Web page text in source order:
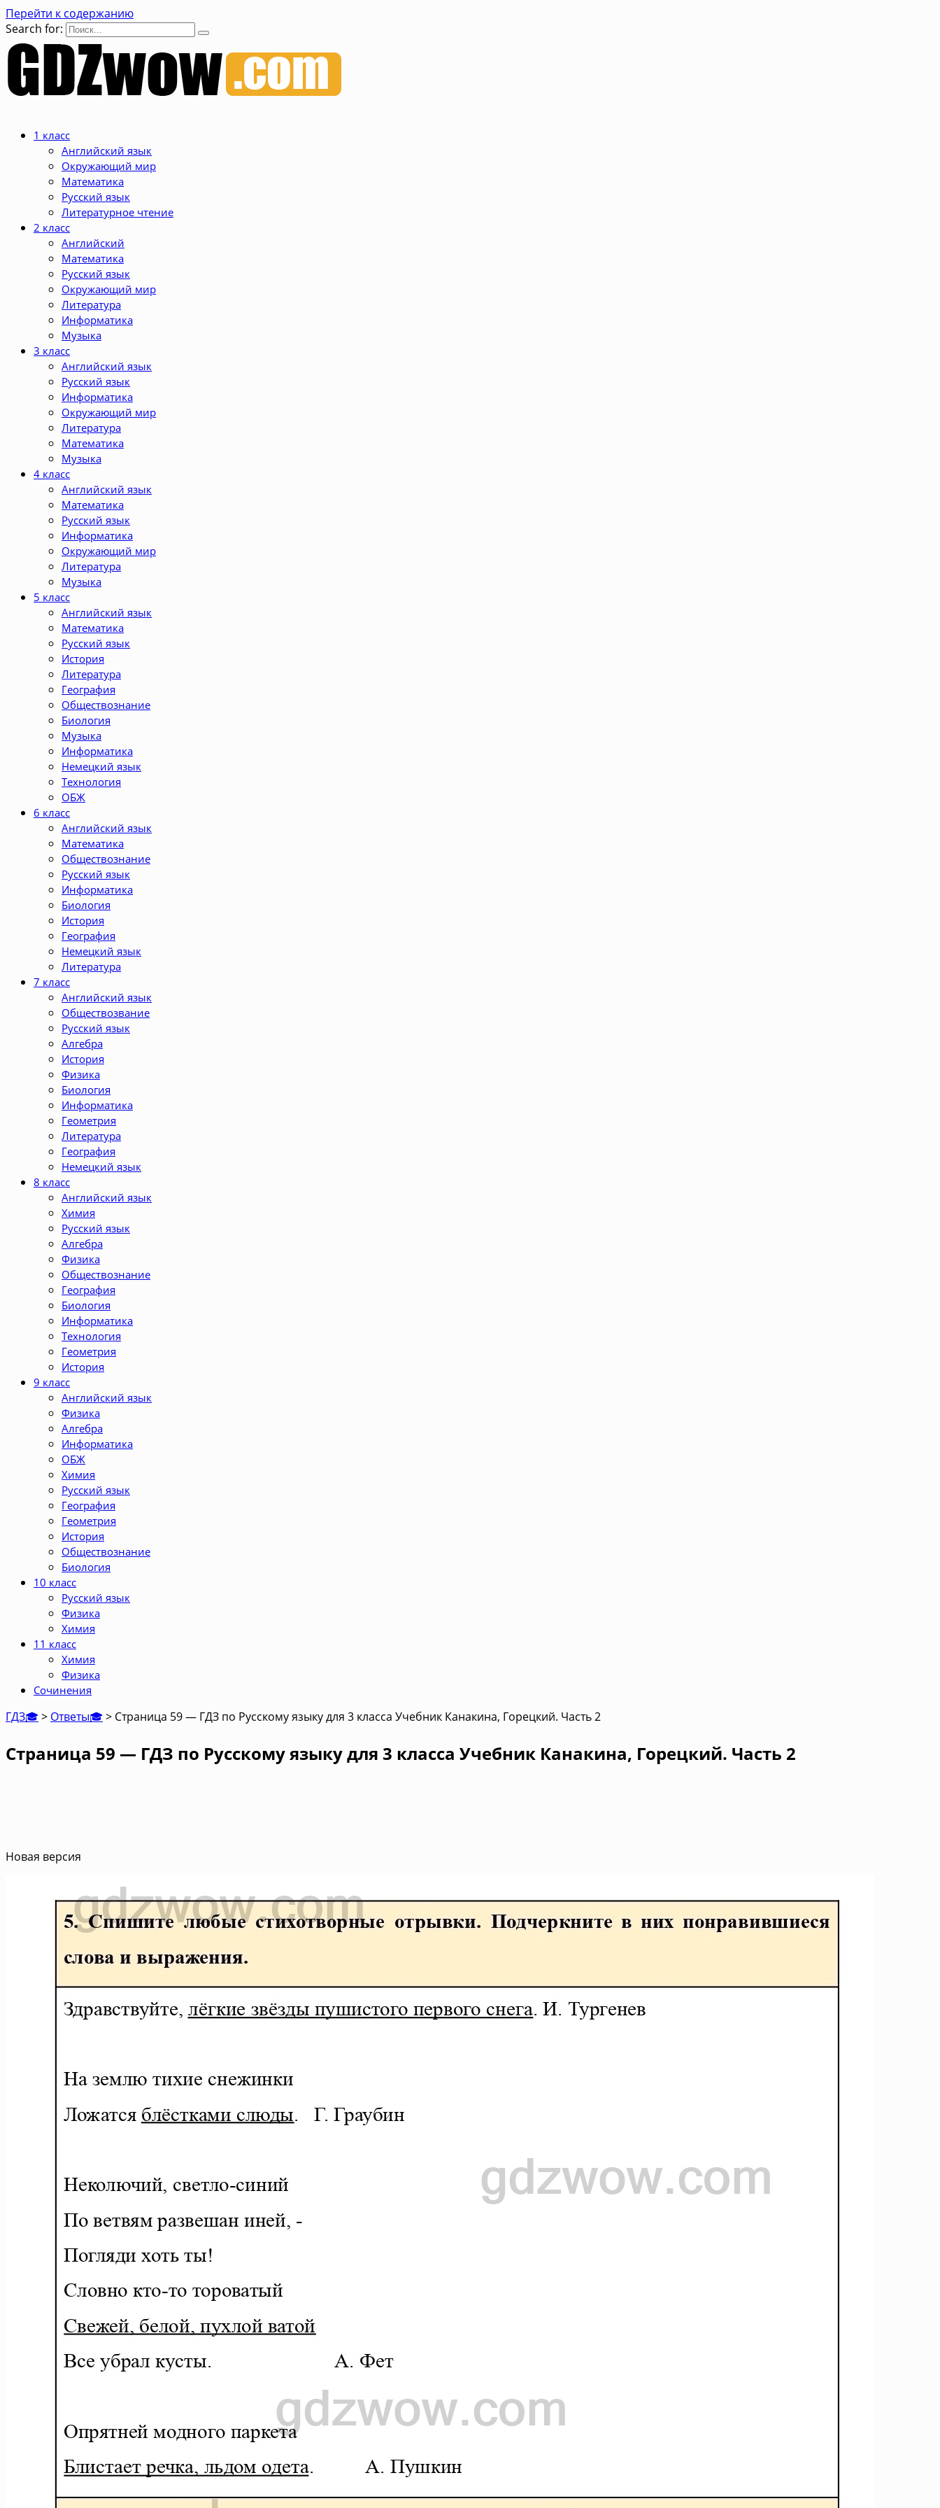
Перейти к содержанию
Search for:
1 класс
Английский язык
Окружающий мир
Математика
Русский язык
Литературное чтение
2 класс
Английский
Математика
Русский язык
Окружающий мир
Литература
Информатика
Музыка
3 класс
Английский язык
Русский язык
Информатика
Окружающий мир
Литература
Математика
Музыка
4 класс
Английский язык
Математика
Русский язык
Информатика
Окружающий мир
Литература
Музыка
5 класс
Английский язык
Математика
Русский язык
История
Литература
География
Обществознание
Биология
Музыка
Информатика
Немецкий язык
Технология
ОБЖ
6 класс
Английский язык
Математика
Обществознание
Русский язык
Информатика
Биология
История
География
Немецкий язык
Литература
7 класс
Английский язык
Обществозвание
Русский язык
Алгебра
История
Физика
Биология
Информатика
Геометрия
Литература
География
Немецкий язык
8 класс
Английский язык
Химия
Русский язык
Алгебра
Физика
Обществознание
География
Биология
Информатика
Технология
Геометрия
История
9 класс
Английский язык
Физика
Алгебра
Информатика
ОБЖ
Химия
Русский язык
География
Геометрия
История
Обществознание
Биология
10 класс
Русский язык
Физика
Химия
11 класс
Химия
Физика
Сочинения
ГДЗ🎓> Ответы🎓> Страница 59 — ГДЗ по Русскому языку для 3 класса Учебник Канакина, Горецкий. Часть 2
Страница 59 — ГДЗ по Русскому языку для 3 класса Учебник Канакина, Горецкий. Часть 2
Новая версия